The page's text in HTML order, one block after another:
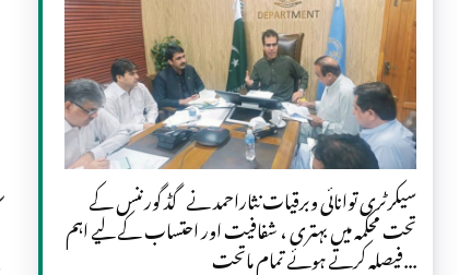
سیکرٹری توانائی وبرقیات نثاراحمد نے گڈ گورننس کے
تحت محکمہ میں بہتری ، شفافیت اور احتساب کے لیے اہم
فیصلہ کرتے ہوئے تمام ماتحت...